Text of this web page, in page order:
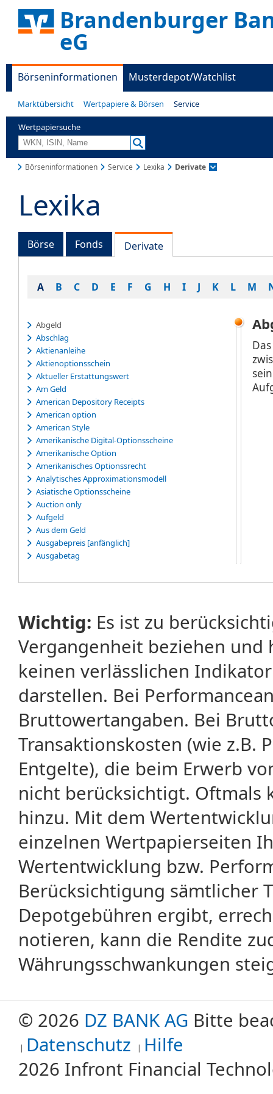
Brandenburger
eG
Börseninformationen Musterdepot/Watchlist
Marktübersicht Wertpapiere & Börsen Service
Wertpapiersuche
Börseninformationen Service Lexika Derivate
Lexika
Börse Fonds Derivate
A B C D E F G H I J K L M
Abgeld
Abschlag
Aktienanleihe
Aktienoptionsschein
Aktueller Erstattungswert
Am Geld
American Depository Receipts
American option
American Style
Amerikanische Digital-Optionsscheine
Amerikanische Option
Amerikanisches Optionssrecht
Analytisches Approximationsmodell
Asiatische Optionsscheine
Auction only
Aufgeld
Aus dem Geld
Ausgabepreis [anfänglich]
Ausgabetag
Ausübungserklärung
Ausübungsrecht
Ausübungstag
Average-Rate-Warrants
Average-Strike-Warrants
Wichtig: Es ist zu
Vergangenheit beziehen
keinen verlässlichen
darstellen. Bei
Bruttowertangaben. Bei
Transaktionskosten (wie z.B.
Entgelte), die beim Erwerb
nicht berücksichtigt. Oftmals
hinzu. Mit dem
einzelnen Wertpapierseiten
Wertentwicklung bzw.
Berücksichtigung sämtlicher
Depotgebühren ergibt,
notieren, kann die Rendite
Währungsschwankungen
© 2026 DZ BANK AG Bitte
Datenschutz Hilfe
2026 Infront Financial